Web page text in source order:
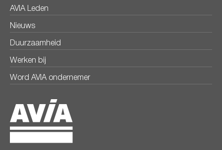
AVIA Leden
Nieuws
Duurzaamheid
Werken bij
Word AVIA ondernemer